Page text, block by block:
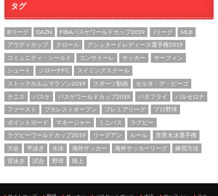
タグ
Bリーグ DAZN FIBAバスケワールドカップ2019 Jリーグ
MLB
アウディカップ
クロール
グシュタードレディース選手権2019
コミュニティ・シールド
コンサドーレ サッカー
サーフィン
シュート
ジローナFC
スイミングスクール
ストックホルムマラソン2019
スポーツ動画
セルタ・デ・ビーゴ
テニス
バスケ バスケワールドカップ2019 バタフライ
バルセロナ
ファースト
ブカレストオープン プレミアリーグ
プロ野球
ポイントガード
マネージャー ミニバス
ラグビー
ラグビーワールドカップ2019
リーグアン ルール
世界水泳選手権
大会
平泳ぎ 水泳 海外サッカー 海外サッカーリーグ
練習方法
背泳ぎ
試合 野球 陸上